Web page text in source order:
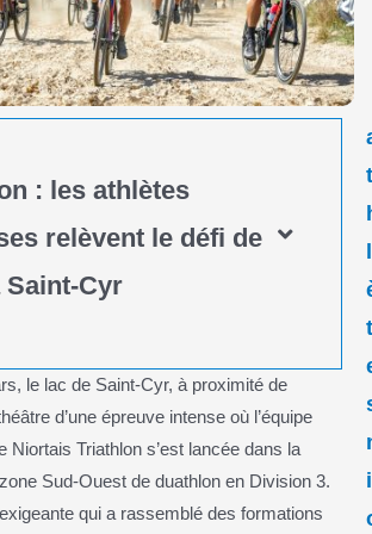
: les athlètes
relèvent le défi de
Saint-Cyr
le lac de Saint-Cyr, à proximité de
d’une épreuve intense où l’équipe
Niortais Triathlon s’est lancée dans la
Sud-Ouest de duathlon en Division 3.
qui a rassemblé des formations
l
i